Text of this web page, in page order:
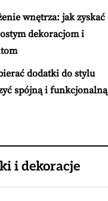
wnętrza: jak zyskać
dekoracjom i
dodatki do stylu
spójną i funkcjonalną
i dekoracje